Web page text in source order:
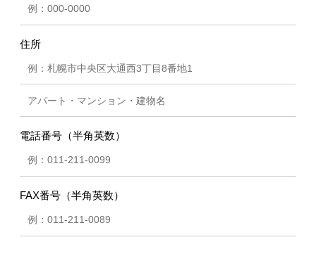
住所
電話番号（半角英数）
FAX番号（半角英数）